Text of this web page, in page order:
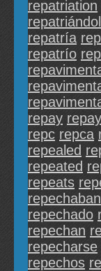
repatriation
repatría
repatrío
repay
repc repca
repealed
repeated
repeats
repechaban
repechado
repechan
repecharse
repechos